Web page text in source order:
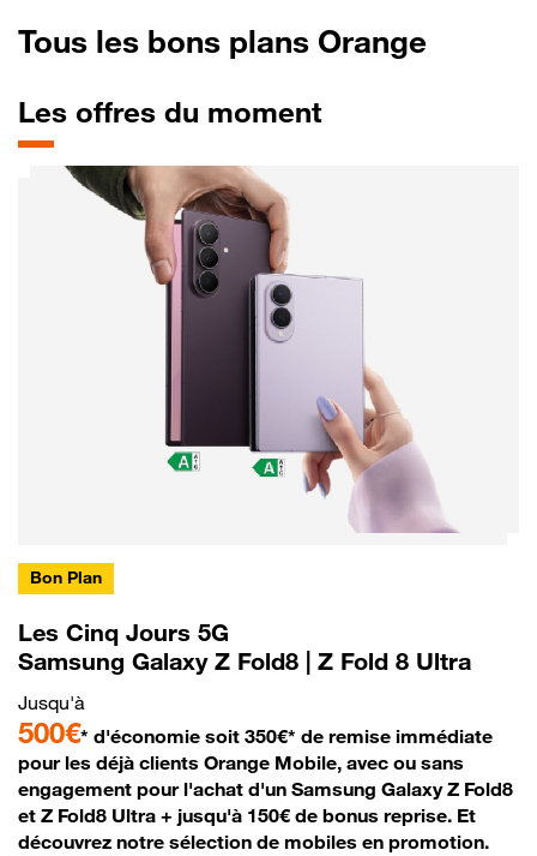
Tous les bons plans Orange
Les offres du moment
Bon Plan
Les Cinq Jours 5G
Samsung Galaxy Z Fold8 | Z Fold 8 Ultra
Jusqu'à
500€* d'économie soit 350€* de remise immédiate
pour les déjà clients Orange Mobile, avec ou sans
engagement pour l'achat d'un Samsung Galaxy Z Fold8
et Z Fold8 Ultra + jusqu'à 150€ de bonus reprise. Et
découvrez notre sélection de mobiles en promotion.